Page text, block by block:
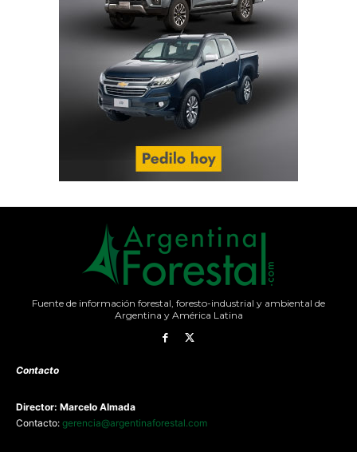
Fuente de información forestal, foresto-industrial y ambiental de
Argentina y América Latina
Contacto
Director: Marcelo Almada
Contacto: gerencia@argentinaforestal.com